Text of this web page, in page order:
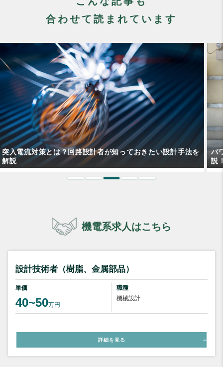
合わせて読まれています
パワーコンディショナとは？太陽光発電における役割を解
説！
機電系求人はこちら
設計技術者（樹脂、金属部品）
単価
40~50万円
職種
機械設計
詳細を見る